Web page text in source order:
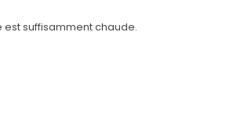
suffisamment chaude.